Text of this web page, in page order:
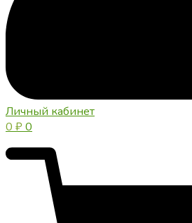
Личный кабинет
0 ₽0